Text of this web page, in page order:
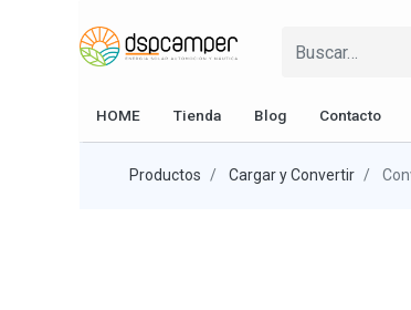
HOME Tienda Blog Contacto
Productos Cargar y Convertir